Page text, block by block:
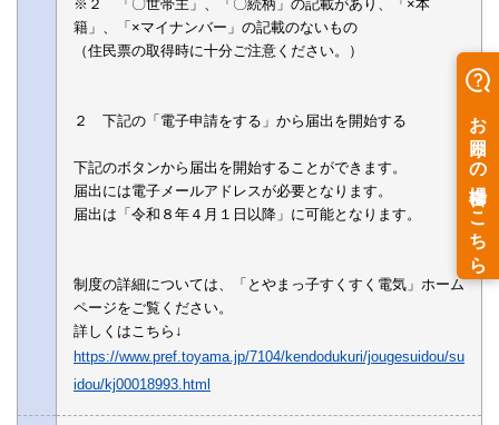
※２ 「〇世帯主」、「〇続柄」の記載があり、「×本
籍」、「×マイナンバー」の記載のないもの
（住民票の取得時に十分ご注意ください。）
２ 下記の「電子申請をする」から届出を開始する
下記のボタンから届出を開始することができます。
届出には電子メールアドレスが必要となります。
届出は「令和８年４月１日以降」に可能となります。
制度の詳細については、「とやまっ子すくすく電気」ホーム
ページをご覧ください。
詳しくはこちら↓
https://www.pref.toyama.jp/7104/kendodukuri/jougesuidou/su
idou/kj00018993.html